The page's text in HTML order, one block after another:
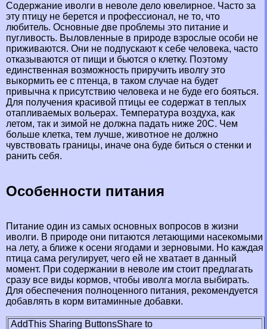
Содержание иволги в неволе дело ювелирное. Часто за
эту птицу не берется и профессионал, не то, что
любитель. Основные две проблемы это питание и
пугливость. Выловленные в природе взрослые особи не
приживаются. Они не подпускают к себе человека, часто
отказываются от пищи и бьются о клетку. Поэтому
единственная возможность приручить иволгу это
выкормить ее с птенца, в таком случае на будет
привычна к присутствию человека и не буде его бояться.
Для получения красивой птицы ее содержат в теплых
отапливаемых вольерах. Температура воздуха, как
летом, так и зимой не должна падать ниже 20С. Чем
больше клетка, тем лучше, животное не должно
чувствовать границы, иначе она буде биться о стенки и
ранить себя.
Особенности питания
Питание один из самых основных вопросов в жизни
иволги. В природе они питаются летающими насекомыми
на лету, а ближе к осени ягодами и зерновыми. Но каждая
птица сама регулирует, чего ей не хватает в данный
момент. При содержании в неволе им стоит предлагать
сразу все виды кормов, чтобы иволга могла выбирать.
Для обеспечения полноценного питания, рекомендуется
добавлять в корм витаминные добавки.
AddThis Sharing ButtonsShare to